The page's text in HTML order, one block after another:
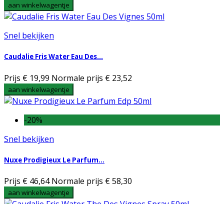
aan winkelwagentje
Snel bekijken
Caudalie Fris Water Eau Des...
Prijs € 19,99 Normale prijs € 23,52
aan winkelwagentje
-20%
Snel bekijken
Nuxe Prodigieux Le Parfum...
Prijs € 46,64 Normale prijs € 58,30
aan winkelwagentje